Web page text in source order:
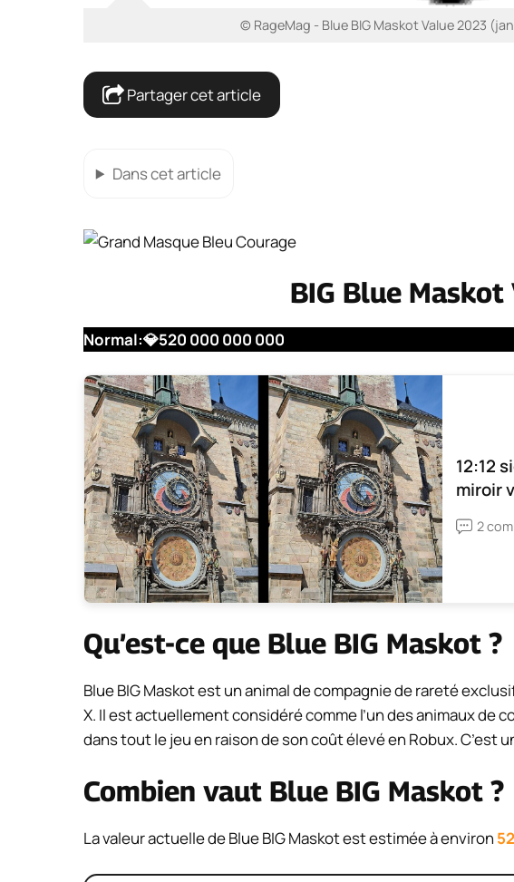
© RageMag - Blue BIG Maskot Value 2023
Partager cet article
Dans cet article
BIG Blue Maskot
Normal:💎520 000 000 000
12:12
miroir
2
Qu’est-ce que Blue BIG Maskot ?
Blue BIG Maskot est un animal de compagnie de rareté
X. Il est actuellement considéré comme l’un des animaux de
dans tout le jeu en raison de son coût élevé en Robux. C’est
Combien vaut Blue BIG Maskot ?
La valeur actuelle de Blue BIG Maskot est estimée à environ